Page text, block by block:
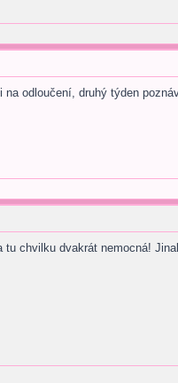
odloučení, druhý týden
chvilku dvakrát nemocná!